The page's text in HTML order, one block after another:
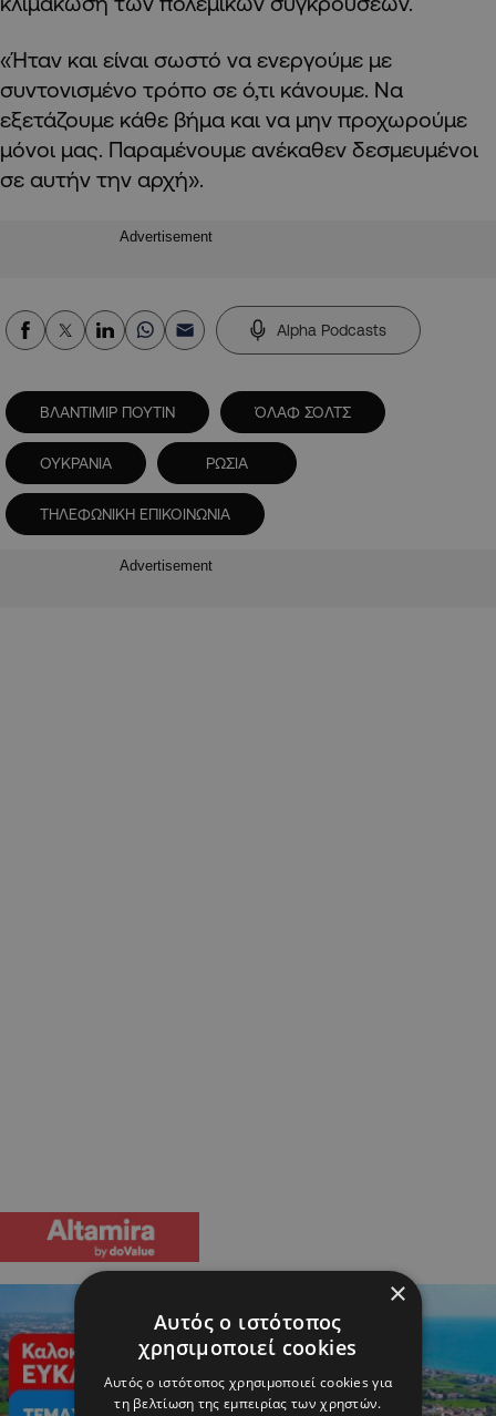
«Ήταν και είναι σωστό να ενεργούμε με
συντονισμένο τρόπο σε ό,τι κάνουμε. Να
εξετάζουμε κάθε βήμα και να μην προχωρούμε
μόνοι μας. Παραμένουμε ανέκαθεν δεσμευμένοι
σε αυτήν την αρχή».
Advertisement
Alpha Podcasts
ΒΛΑΝΤΙΜΙΡ ΠΟΥΤΙΝ ΌΛΑΦ ΣΟΛΤΣ
ΟΥΚΡΑΝΙΑ ΡΩΣΙΑ
ΤΗΛΕΦΩΝΙΚΗ ΕΠΙΚΟΙΝΩΝΙΑ
Advertisement
×
Αυτός ο ιστότοπος
χρησιμοποιεί cookies
Αυτός ο ιστότοπος χρησιμοποιεί cookies για
τη βελτίωση της εμπειρίας των χρηστών.